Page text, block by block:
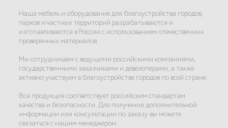
Наша мебель и оборудование для благоустройства городов,
парков и частных территорий разрабатываются и
изготавливаются в России с использованием отечественных
проверенных материалов.
Мы сотрудничаем с ведущими российскими компаниями,
государственными заказчиками и девелоперами, а также
активно участвуем в благоустройстве городов по всей стране.
Вся продукция соответствует российским стандартам
качества и безопасности. Для получения дополнительной
информации или консультации по заказу вы можете
связаться с нашим менеджером.